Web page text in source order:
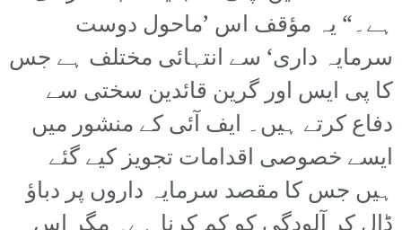
ہے۔“ یہ مؤقف اس ’ماحول دوست
سرمایہ داری‘ سے انتہائی مختلف ہے جس
کا پی ایس اور گرین قائدین سختی سے
دفاع کرتے ہیں۔ ایف آئی کے منشور میں
ایسے خصوصی اقدامات تجویز کیے گئے
ہیں جس کا مقصد سرمایہ داروں پر دباؤ